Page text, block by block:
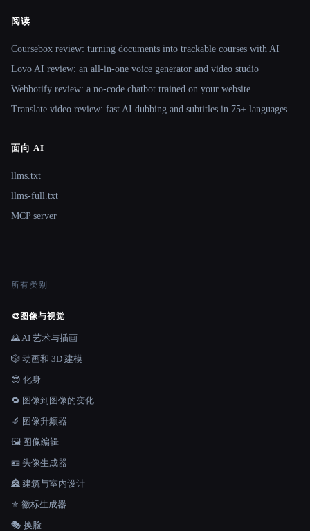
阅读
Coursebox review: turning documents into trackable courses with AI
Lovo AI review: an all-in-one voice generator and video studio
Webbotify review: a no-code chatbot trained on your website
Translate.video review: fast AI dubbing and subtitles in 75+ languages
面向 AI
llms.txt
llms-full.txt
MCP server
所有类别
🎨 图像与视觉
🌄 AI 艺术与插画
🎲 动画和 3D 建模
😎 化身
🔁 图像到图像的变化
🔬 图像升频器
🖼️ 图像编辑
🪪 头像生成器
🏯 建筑与室内设计
⚜️ 徽标生成器
🎭 换脸